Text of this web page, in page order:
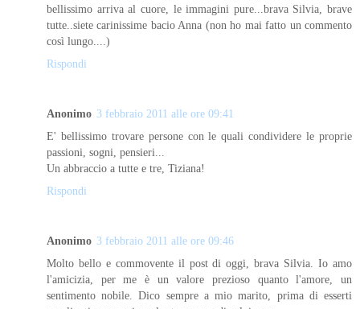
bellissimo arriva al cuore, le immagini pure...brava Silvia, brave
tutte..siete carinissime bacio Anna (non ho mai fatto un commento
così lungo....)
Rispondi
Anonimo 3 febbraio 2011 alle ore 09:41
E' bellissimo trovare persone con le quali condividere le proprie
passioni, sogni, pensieri...
Un abbraccio a tutte e tre, Tiziana!
Rispondi
Anonimo 3 febbraio 2011 alle ore 09:46
Molto bello e commovente il post di oggi, brava Silvia. Io amo
l'amicizia, per me è un valore prezioso quanto l'amore, un
sentimento nobile. Dico sempre a mio marito, prima di esserti